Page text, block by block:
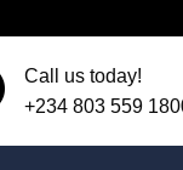
Call us today!
+234 803 559